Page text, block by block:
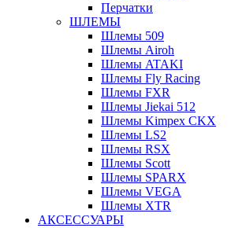
Перчатки
ШЛЕМЫ
Шлемы 509
Шлемы Airoh
Шлемы ATAKI
Шлемы Fly Racing
Шлемы FXR
Шлемы Jiekai 512
Шлемы Kimpex CKX
Шлемы LS2
Шлемы RSX
Шлемы Scott
Шлемы SPARX
Шлемы VEGA
Шлемы XTR
АКСЕССУАРЫ